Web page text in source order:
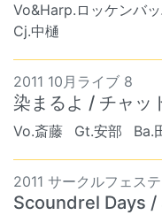
Vo&Harp.ロッケンバ
Cj.中樋
2011 10月ライブ 8
染まるよ / チャッ
Vo.斎藤 Gt.安部 Ba.
2011 サークルフェス
Scoundrel Days /